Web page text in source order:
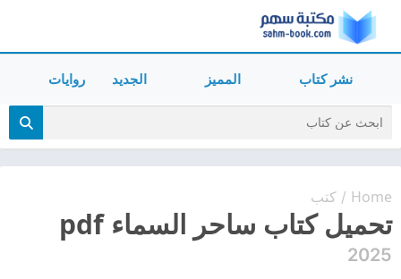
نشر كتاب المميز الجديد روايات
Home
/ كتب
تحميل كتاب ساحر السماء pdf
2025